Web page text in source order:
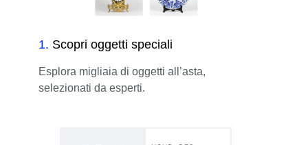
1. Scopri oggetti speciali
Esplora migliaia di oggetti all’asta,
selezionati da esperti.